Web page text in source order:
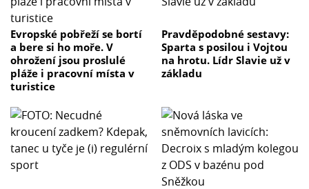
Evropské pobřeží se bortí
a bere si ho moře. V
ohrožení jsou proslulé
pláže i pracovní místa v
turistice
Pravděpodobné sestavy:
Sparta s posilou i Vojtou
na hrotu. Lídr Slavie už v
základu